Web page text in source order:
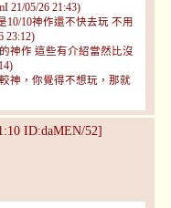
21/05/26 21:43)
10/10神作還不快去玩 不用
23:12)
神作 這些有介紹當然比沒
神，你覺得不想玩，那就
ID:daMEN/52]